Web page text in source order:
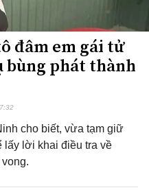
đâm em gái tử
bùng phát thành
cho biết, vừa tạm giữ
lấy lời khai điều tra về